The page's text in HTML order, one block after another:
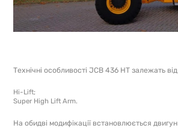
Технічні особливості JCB 436 HT залежать
Hi-Lift;
Super High Lift Arm.
На обидві модифікації встановлюється